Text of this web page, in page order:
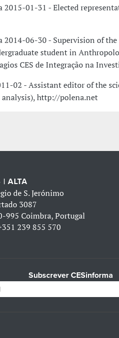
2015-01-31 - Elected
2014-06-30 - Supervision of the
student in
CES de Integração na
02 - Assistant editor of the
analysis), http://polena.net
| ALTA
de S. Jerónimo
3087
995 Coimbra, Portugal
239 855 570
Subscrever CESinforma